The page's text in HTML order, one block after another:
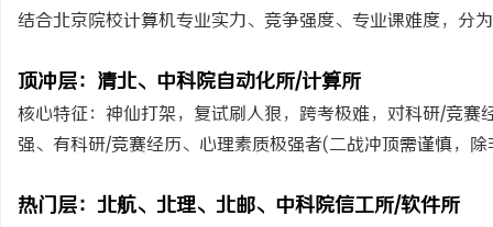
结合北京院校计算机专业实力、竞争强度、专业课难度，分
顶冲层：清北、中科院自动化所/计算所
核心特征：神仙打架，复试刷人狠，跨考极难，对科研/竞
强、有科研/竞赛经历、心理素质极强者(二战冲顶需谨慎，
热门层：北航、北理、北邮、中科院信工所/软件所